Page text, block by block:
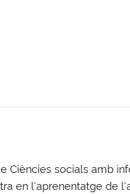
Ciències socials amb
en l'aprenentatge de